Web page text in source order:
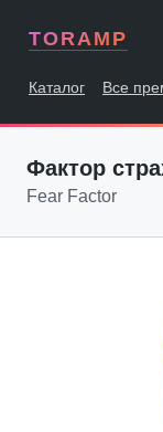
TORAMP
Каталог Все
Фактор
Fear Factor